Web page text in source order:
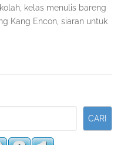
kelas menulis bareng
Kang Encon, siaran untuk
CARI